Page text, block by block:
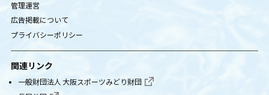
管理運営
広告掲載について
プライバシーポリシー
関連リンク
一般財団法人 大阪スポーツみどり財団